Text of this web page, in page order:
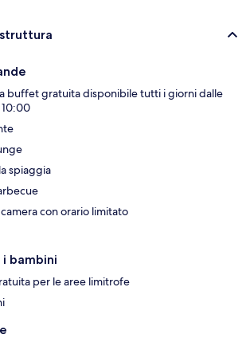
buffet gratuita disponibile tutti i giorni dalle
spiaggia
con orario limitato
bambini
per le aree limitrofe